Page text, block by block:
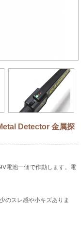
Detector 金属探
電池一個で作動します。電
のスレ感や小キズありま